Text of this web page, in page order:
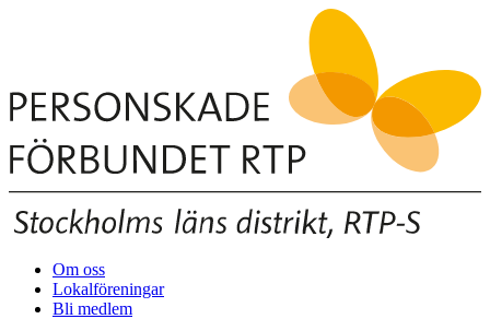
Om oss
Lokalföreningar
Bli medlem